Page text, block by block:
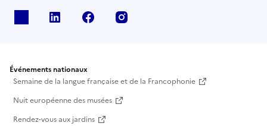
Linkedin Facebook
Événements nationaux
Semaine de la langue française et de la Francophonie
Nuit européenne des musées
Rendez-vous aux jardins